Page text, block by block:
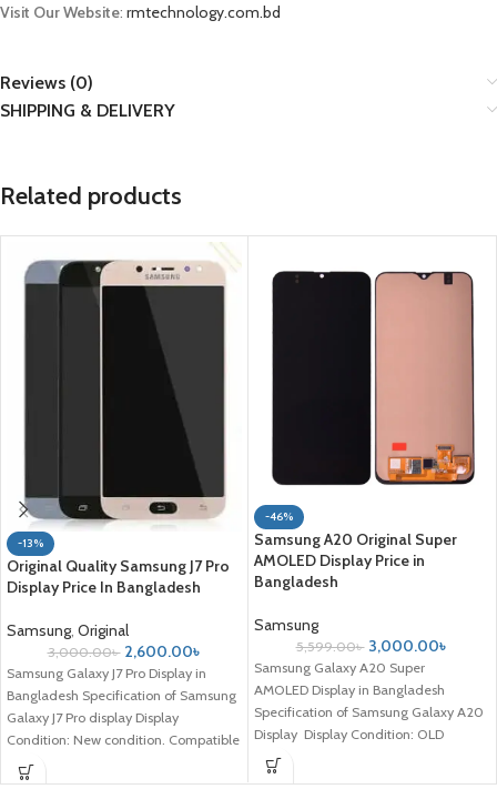
Visit Our Website: rmtechnology.com.bd
Reviews (0)
SHIPPING & DELIVERY
Related products
-13%
Original Quality Samsung J7 Pro
Display Price In Bangladesh
Samsung, Original
3,000.00৳ 2,600.00৳
Samsung Galaxy J7 Pro Display in
Bangladesh Specification of Samsung
Galaxy J7 Pro display Display
Condition: New condition. Compatible
Model: Samsung
-46%
Samsung A20 Original Super
AMOLED Display Price in
Bangladesh
Samsung
5,599.00৳ 3,000.00৳
Samsung Galaxy A20 Super
AMOLED Display in Bangladesh
Specification of Samsung Galaxy A20
Display Display Condition: OLD
condition. Compatible Model:
For Samsung Galaxy